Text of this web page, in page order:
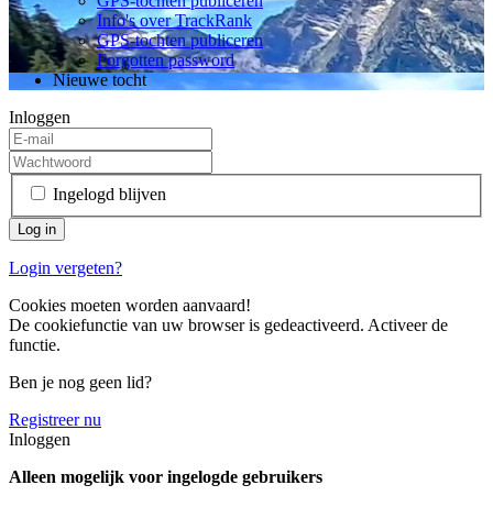
Info's over TrackRank
GPS-tochten publiceren
Forgotten password
Nieuwe tocht
Inloggen
Ingelogd blijven
Login vergeten?
Cookies moeten worden aanvaard!
De cookiefunctie van uw browser is gedeactiveerd. Activeer de
functie.
Ben je nog geen lid?
Registreer nu
Inloggen
Alleen mogelijk voor ingelogde gebruikers